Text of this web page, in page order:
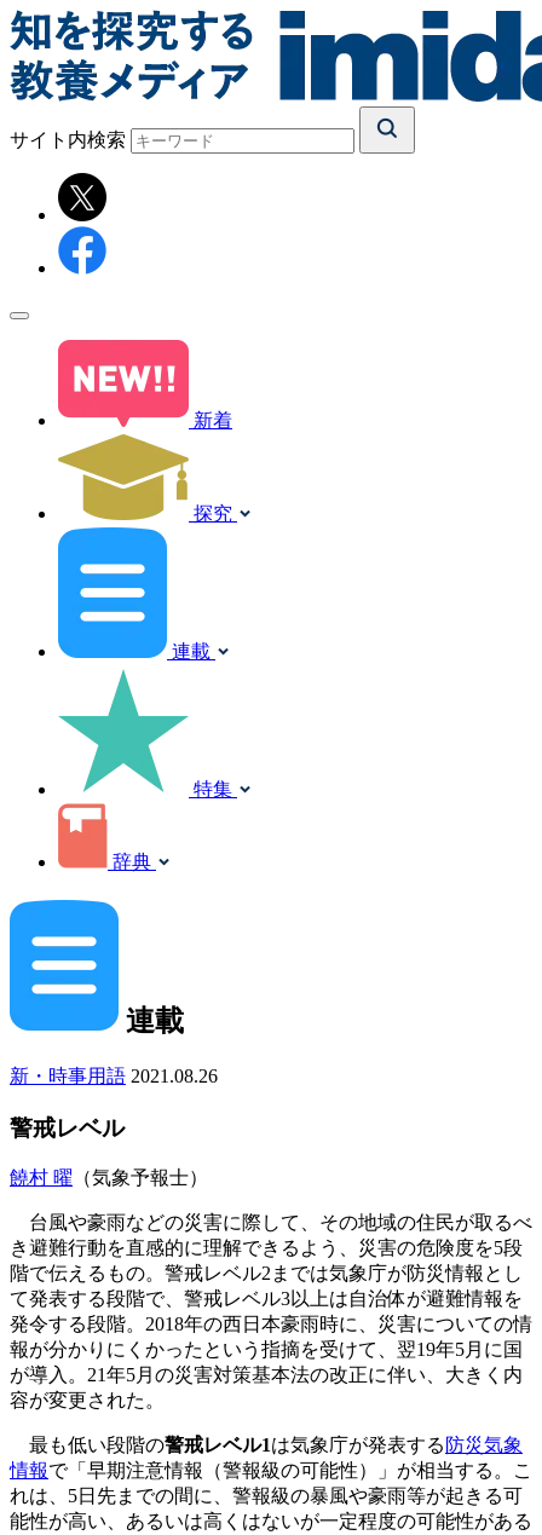
サイト内検索
新着
探究
連載
特集
辞典
連載
新・時事用語 2021.08.26
警戒レベル
饒村 曜 （気象予報士）
台風や豪雨などの災害に際して、その地域の住民が取るべ
き避難行動を直感的に理解できるよう、災害の危険度を5段
階で伝えるもの。警戒レベル2までは気象庁が防災情報とし
て発表する段階で、警戒レベル3以上は自治体が避難情報を
発令する段階。2018年の西日本豪雨時に、災害についての情
報が分かりにくかったという指摘を受けて、翌19年5月に国
が導入。21年5月の災害対策基本法の改正に伴い、大きく内
容が変更された。
最も低い段階の警戒レベル1は気象庁が発表する 防災気象
情報で「早期注意情報（警報級の可能性）」が相当する。こ
れは、5日先までの間に、警報級の暴風や豪雨等が起きる可
能性が高い、あるいは高くはないが一定程度の可能性がある